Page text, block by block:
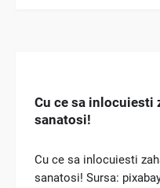
Cu ce sa inlocuiesti
sanatosi!
Cu ce sa inlocuiesti
sanatosi! Sursa: